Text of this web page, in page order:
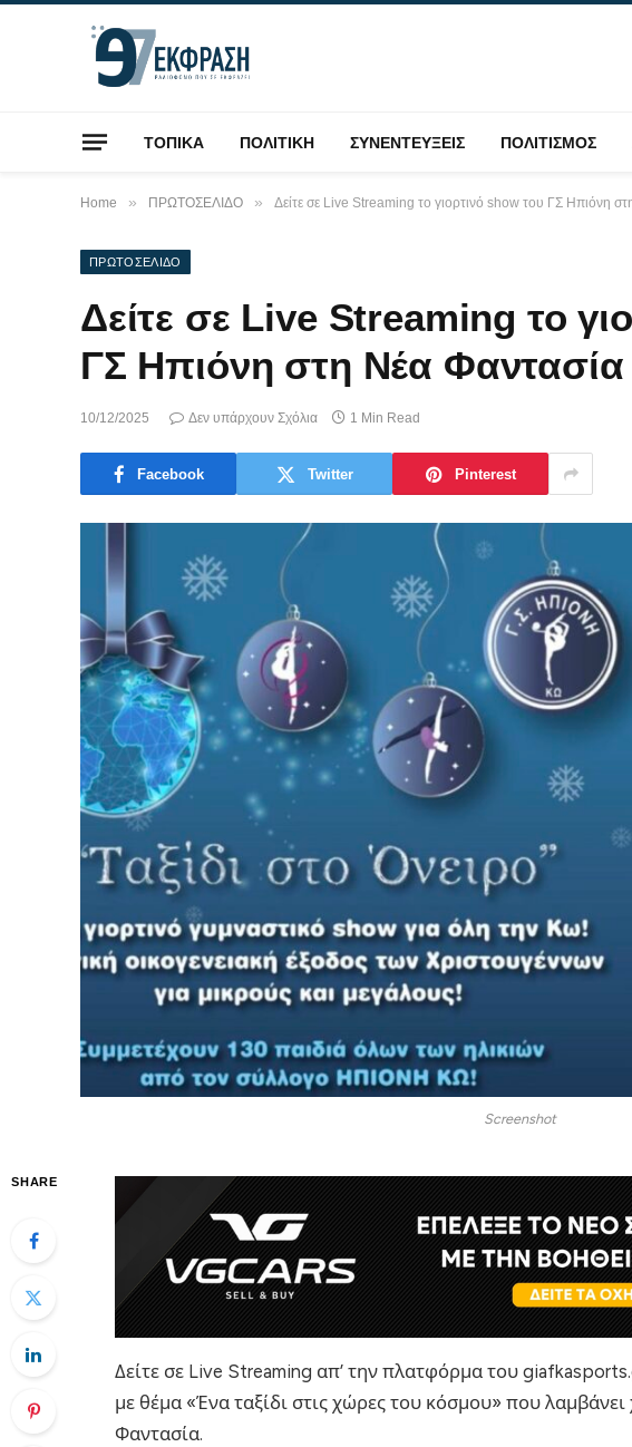
ΤΟΠΙΚΑ ΠΟΛΙΤΙΚΗ ΣΥΝΕΝΤΕΥΞΕΙΣ ΠΟΛΙΤΙΣΜΟΣ
Home » ΠΡΩΤΟΣΕΛΙΔΟ » Δείτε σε Live Streaming το γιορτινό show του ΓΣ Ηπιόνη
ΠΡΩΤΟΣΕΛΙΔΟ
Δείτε σε Live Streaming το
ΓΣ Ηπιόνη στη Νέα Φαντασία
10/12/2025 Δεν υπάρχουν Σχόλια 1 Min Read
Facebook Twitter Pinterest
Screenshot
SHARE
Δείτε σε Live Streaming απ’ την πλατφόρμα του
με θέμα «Ένα ταξίδι στις χώρες του κόσμου» που
Φαντασία.